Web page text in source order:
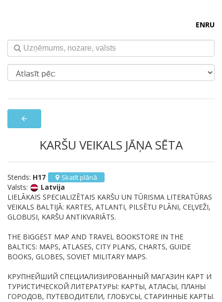
ENRU
arrow_back
KARŠU VEIKALS JĀŅA SĒTA
Stends: H17 Skatīt plānā
Valsts:
Latvija
LIELĀKAIS SPECIALIZĒTAIS KARŠU UN TŪRISMA LITERATŪRAS
VEIKALS BALTIJĀ: KARTES, ATLANTI, PILSĒTU PLĀNI, CEĻVEŽI,
GLOBUSI, KARŠU ANTIKVARIĀTS.
THE BIGGEST MAP AND TRAVEL BOOKSTORE IN THE
BALTICS: MAPS, ATLASES, CITY PLANS, CHARTS, GUIDE
BOOKS, GLOBES, SOVIET MILITARY MAPS.
КРУПНЕЙШИЙ СПЕЦИАЛИЗИРОВАННЫЙ МАГАЗИН КАРТ И
ТУРИСТИЧЕСКОЙ ЛИТЕРАТУРЫ: КАРТЫ, АТЛАСЫ, ПЛАНЫ
ГОРОДОВ, ПУТЕВОДИТЕЛИ, ГЛОБУСЫ, СТАРИННЫЕ КАРТЫ.